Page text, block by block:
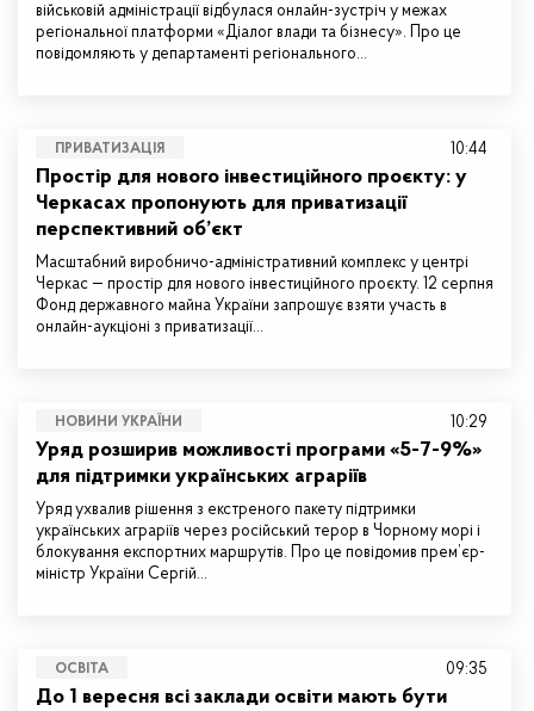
військовій адміністрації відбулася онлайн-зустріч у межах
регіональної платформи «Діалог влади та бізнесу». Про це
повідомляють у департаменті регіонального…
ПРИВАТИЗАЦІЯ
Простір для нового інвестиційного проєкту: у
Черкасах пропонують для приватизації
перспективний об’єкт
Масштабний виробничо-адміністративний комплекс у центрі
Черкас — простір для нового інвестиційного проєкту. 12 серпня
Фонд державного майна України запрошує взяти участь в
онлайн-аукціоні з приватизації…
10:44
НОВИНИ УКРАЇНИ
Уряд розширив можливості програми «5-7-9%»
для підтримки українських аграріїв
Уряд ухвалив рішення з екстреного пакету підтримки
українських аграріїв через російський терор в Чорному морі і
блокування експортних маршрутів. Про це повідомив прем’єр-
міністр України Сергій…
10:29
ОСВІТА
До 1 вересня всі заклади освіти мають бути
09:35